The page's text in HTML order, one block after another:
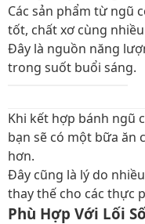
Các sản phẩm từ ngũ
tốt, chất xơ cùng
Đây là nguồn năng
trong suốt buổi sáng.
Khi kết hợp bánh ngũ
bạn sẽ có một bữa ăn
hơn.
Đây cũng là lý do
thay thế cho các thực
Phù Hợp Với Lối